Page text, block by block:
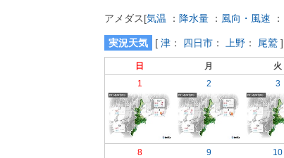
アメダス[気温 ： 降水量 ： 風向・風速 ：
実況天気 [ 津 ： 四日市 ： 上野 ： 尾鷲 ]
日 月 火
1
2 3
8 9 10